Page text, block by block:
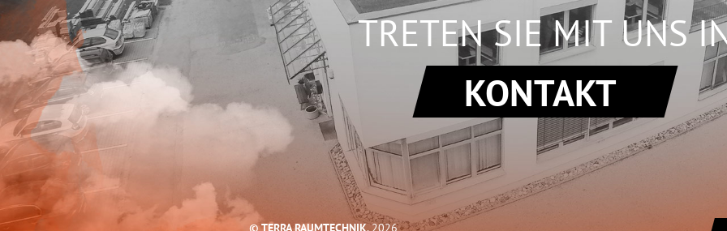
TRETEN SIE MIT UNS
KONTAKT
© TERRA RAUMTECHNIK, 2026